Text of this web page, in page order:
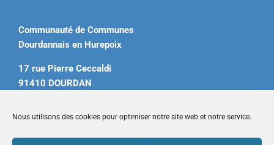
Nous utilisons des cookies pour optimiser notre site web et notre service.
Communauté de Communes
Dourdannais en Hurepoix
17 rue Pierre Ceccaldi
91410 DOURDAN
contact@ccdourdannais.com